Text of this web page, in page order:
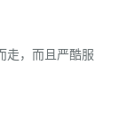
走，而且严酷服